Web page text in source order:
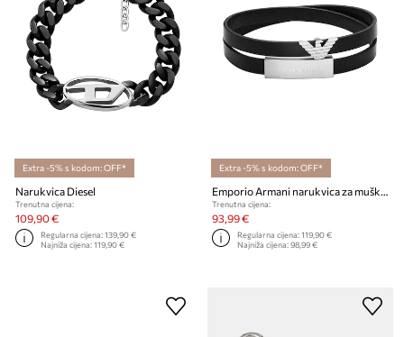
Extra -5% s kodom: OFF*
Narukvica Diesel
Trenutna cijena:
109,90 €
Regularna cijena:139,90 €
Najniža cijena:119,90 €
Extra -5% s kodom: OFF*
Emporio Armani narukvica za muškarce kožna Eagle Logo
Trenutna cijena:
93,99 €
Regularna cijena:119,90 €
Najniža cijena:98,99 €